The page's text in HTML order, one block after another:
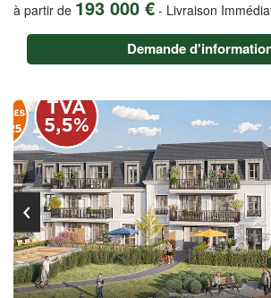
à partir de 193 000 € - Livraison
Demande